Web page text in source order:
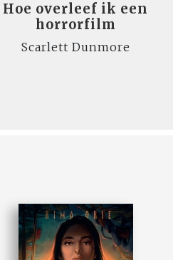
Hoe overleef ik een
horrorfilm
Scarlett Dunmore